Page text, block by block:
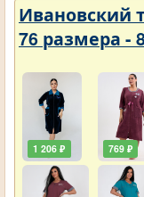
Ивановский
76 размера -
1 206 ₽ 769 ₽